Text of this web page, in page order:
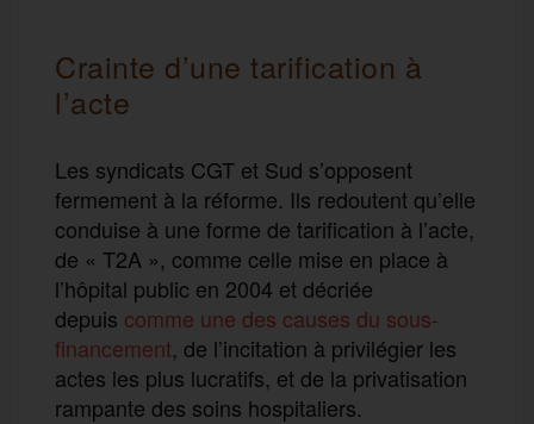
Crainte d’une tarification à
l’acte
Les syndicats CGT et Sud s’opposent
fermement à la réforme. Ils redoutent qu’elle
conduise à une forme de tarification à l’acte,
de « T2A », comme celle mise en place à
l’hôpital public en 2004 et décriée
depuis comme une des causes du sous-
financement, de l’incitation à privilégier les
actes les plus lucratifs, et de la privatisation
rampante des soins hospitaliers.